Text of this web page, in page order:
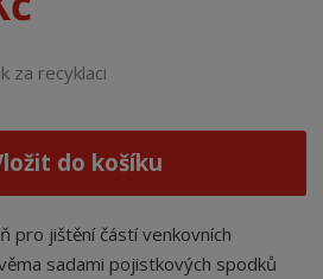
za recyklaci
do košíku
pro jištění částí venkovních
sadami pojistkových spodků